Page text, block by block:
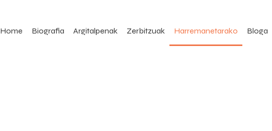
Home Biografia Argitalpenak Zerbitzuak Harremanetarako Bloga